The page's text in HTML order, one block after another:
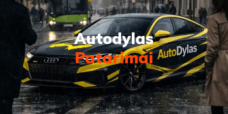
Autodylas
Patarimai